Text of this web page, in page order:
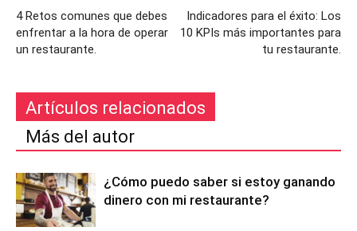
4 Retos comunes que debes
enfrentar a la hora de operar
un restaurante.
Indicadores para el éxito: Los
10 KPIs más importantes para
tu restaurante.
Artículos relacionados
Más del autor
¿Cómo puedo saber si estoy ganando
dinero con mi restaurante?